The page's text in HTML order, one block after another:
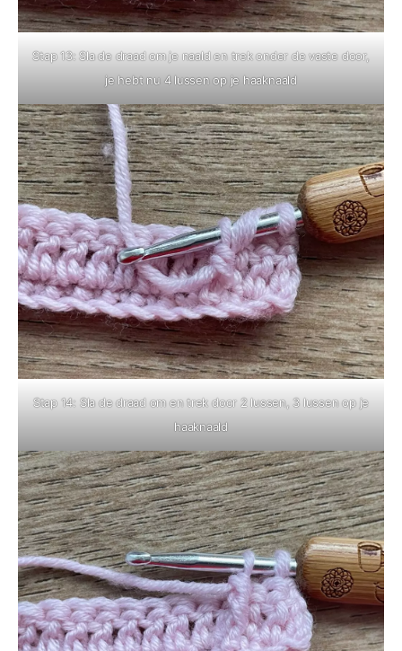
Stap 13: Sla de draad om je naald en trek onder de vaste door,
je hebt nu 4 lussen op je haaknaald
Stap 14: Sla de draad om en trek door 2 lussen, 3 lussen op je
haaknaald